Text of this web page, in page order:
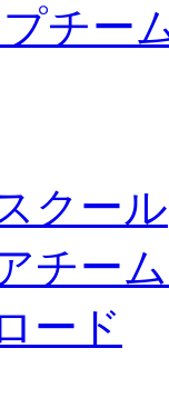
チー
クール
チー
ード